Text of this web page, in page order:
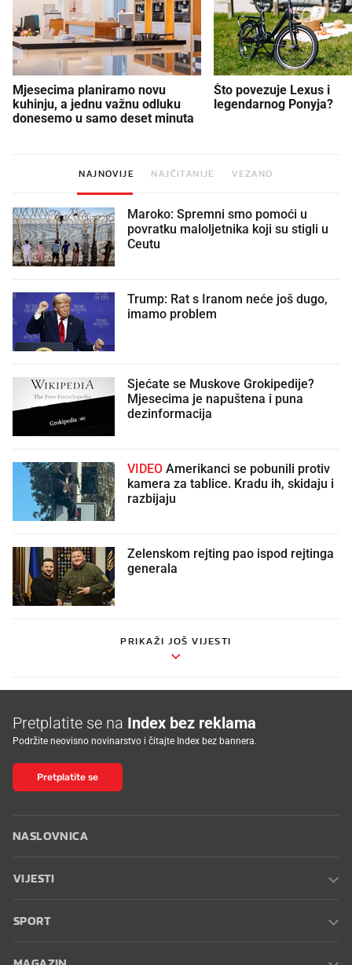
Mjesecima planiramo novu
kuhinju, a jednu važnu odluku
donesemo u samo deset minuta
Što povezuje Lexus i
legendarnog Ponyja?
NAJNOVIJE NAJČITANIJE VEZANO
Maroko: Spremni smo pomoći u
povratku maloljetnika koji su stigli u
Ceutu
Trump: Rat s Iranom neće još dugo,
imamo problem
Sjećate se Muskove Grokipedije?
Mjesecima je napuštena i puna
dezinformacija
VIDEO
kamera za tablice. Kradu ih, skidaju i
razbijaju
Zelenskom rejting pao ispod rejtinga
generala
PRIKAŽI JOŠ VIJESTI
Pretplatite se na Index bez reklama
Podržite neovisno novinarstvo i čitajte Index bez bannera.
Pretplatite se
NASLOVNICA
VIJESTI
SPORT